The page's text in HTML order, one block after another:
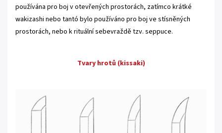
používána pro boj v otevřených prostorách, zatímco krátké
wakizashi nebo tantó bylo používáno pro boj ve stísněných
prostorách, nebo k rituální sebevraždě tzv. seppuce.
Tvary hrotů (kissaki)